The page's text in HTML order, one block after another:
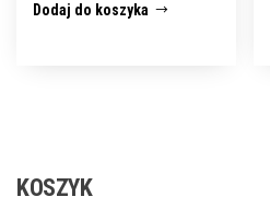
Dodaj do koszyka
KOSZYK